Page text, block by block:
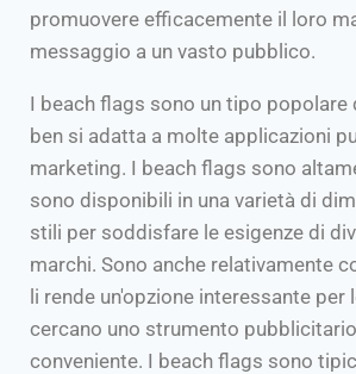
promuovere efficacemente il loro
messaggio a un vasto pubblico.
I beach flags sono un tipo popolare
ben si adatta a molte applicazioni
marketing. I beach flags sono
sono disponibili in una varietà di
stili per soddisfare le esigenze di
marchi. Sono anche relativamente
li rende un'opzione interessante per
cercano uno strumento
conveniente. I beach flags sono